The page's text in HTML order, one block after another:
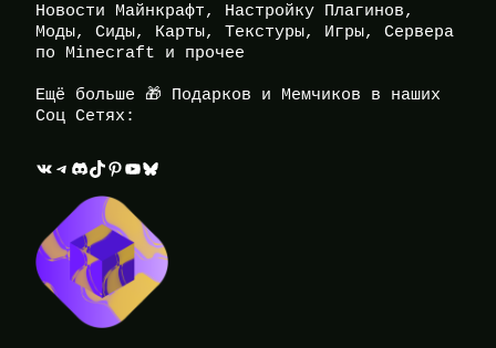
Новости Майнкрафт, Настройку Плагинов,
Моды, Сиды, Карты, Текстуры, Игры, Сервера
по Minecraft и прочее
Ещё больше 🎁 Подарков и Мемчиков в наших
Соц Сетях:
ВКонтакте Telegram Discord TikTok Pinterest YouTube Bluesky